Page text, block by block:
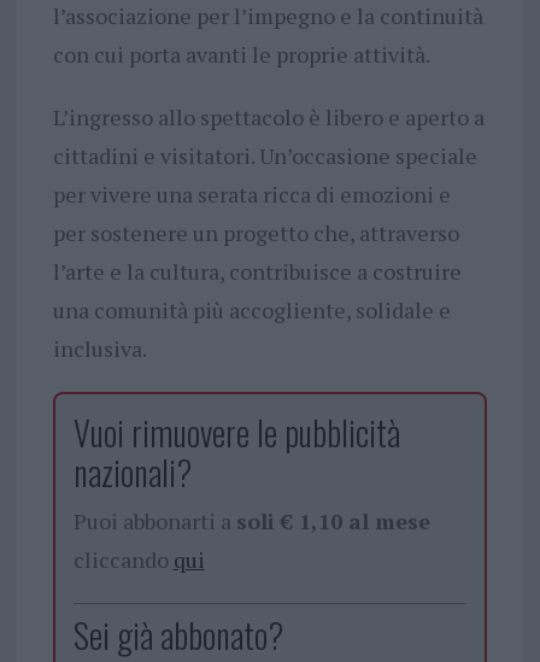
l’associazione per l’impegno e la continuità
con cui porta avanti le proprie attività.
L’ingresso allo spettacolo è libero e aperto a
cittadini e visitatori. Un’occasione speciale
per vivere una serata ricca di emozioni e
per sostenere un progetto che, attraverso
l’arte e la cultura, contribuisce a costruire
una comunità più accogliente, solidale e
inclusiva.
Vuoi rimuovere le pubblicità
nazionali?
Puoi abbonarti a soli € 1,10 al mese
cliccando qui
Sei già abbonato?